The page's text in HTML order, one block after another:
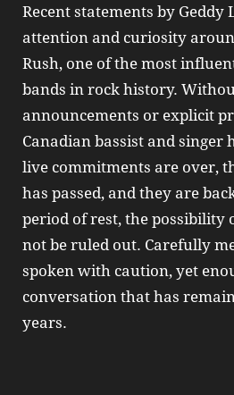
Recent statements by Geddy
attention and curiosity
Rush, one of the most
bands in rock history.
announcements or explicit
Canadian bassist and singer
live commitments are over,
has passed, and they are
period of rest, the possibility
not be ruled out. Carefully
spoken with caution, yet
conversation that has
years.